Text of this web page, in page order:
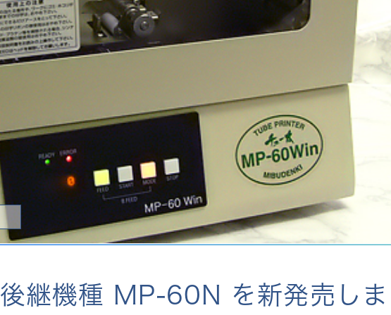
後継機種 MP-60N を新発売し